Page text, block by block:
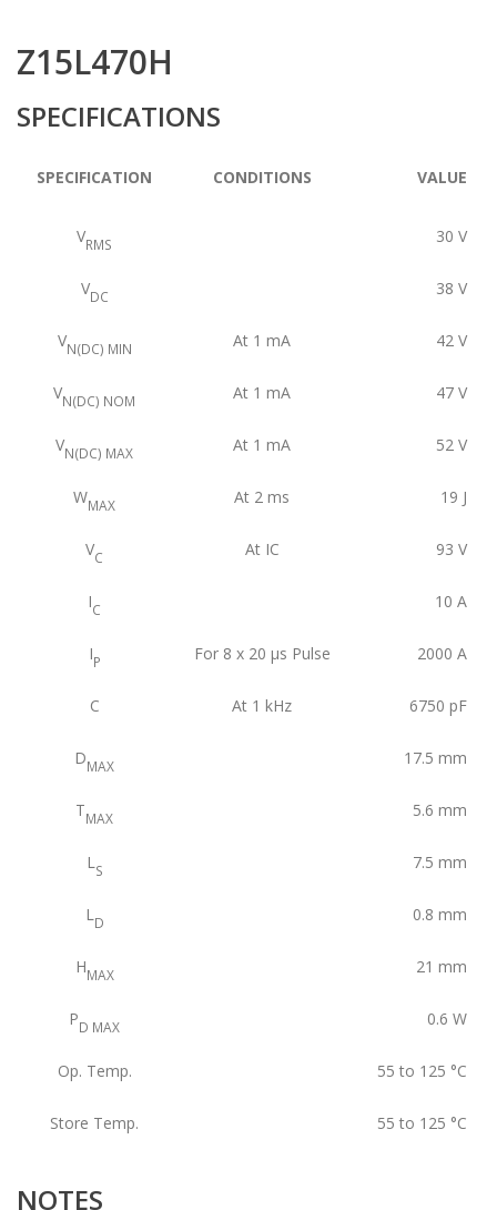
Z15L470H
SPECIFICATIONS
SPECIFICATION CONDITIONS VALUE
VRMS 30 V
VDC 38 V
VN(DC) MIN At 1 mA 42 V
VN(DC) NOM At 1 mA 47 V
VN(DC) MAX At 1 mA 52 V
WMAX At 2 ms 19 J
VC At IC 93 V
IC 10 A
IP For 8 x 20 μs Pulse 2000 A
C At 1 kHz 6750 pF
DMAX 17.5 mm
TMAX 5.6 mm
LS 7.5 mm
LD 0.8 mm
HMAX 21 mm
PD MAX 0.6 W
Op. Temp. 55 to 125 °C
Store Temp. 55 to 125 °C
NOTES